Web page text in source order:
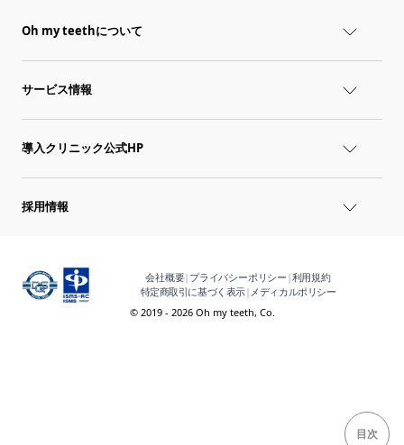
目次
Oh my teethについて
サービス情報
導入クリニック公式HP
採用情報
会社概要| プライバシーポリシー |利用規約
特定商取引に基づく表示| メディカルポリシー
© 2019 - 2026 Oh my teeth, Co.